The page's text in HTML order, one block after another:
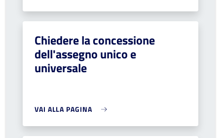
Chiedere la concessione
dell'assegno unico e
universale
VAI ALLA PAGINA